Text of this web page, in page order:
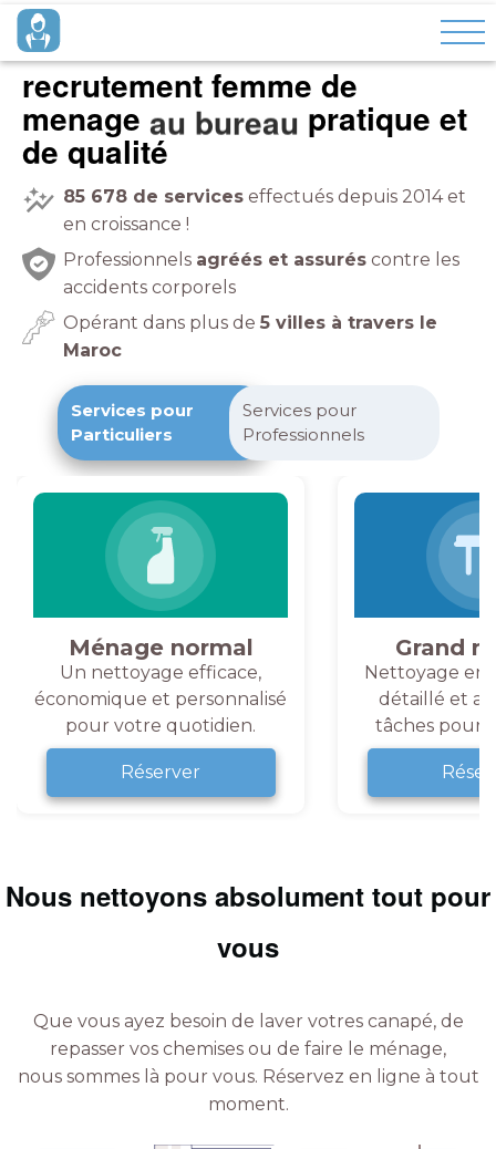
recrutement femme de
menage pratique et
de qualité
85 678 de services effectués depuis 2014 et
en croissance !
Professionnels agréés et assurés contre les
accidents corporels
Opérant dans plus de 5 villes à travers le
Maroc
Services pour
Particuliers
Services pour
Professionnels
Ménage normal
Un nettoyage efficace,
économique et personnalisé
pour votre quotidien.
Réserver
Grand
Nettoyage en
détaillé et
tâches pour
Nous nettoyons absolument tout pour
vous
Que vous ayez besoin de laver votres canapé, de
repasser vos chemises ou de faire le ménage,
nous sommes là pour vous. Réservez en ligne à tout
moment.